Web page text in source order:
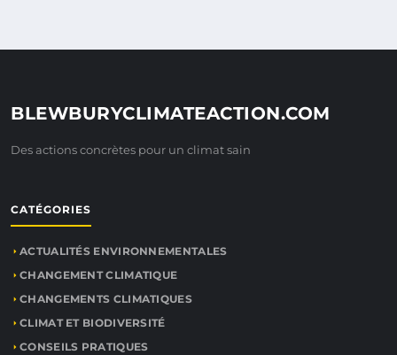
BLEWBURYCLIMATEACTION.COM
Des actions concrètes pour un climat sain
CATÉGORIES
ACTUALITÉS ENVIRONNEMENTALES
CHANGEMENT CLIMATIQUE
CHANGEMENTS CLIMATIQUES
CLIMAT ET BIODIVERSITÉ
CONSEILS PRATIQUES